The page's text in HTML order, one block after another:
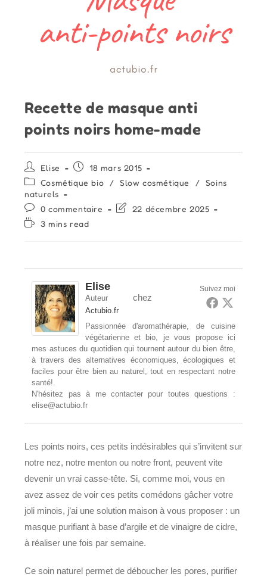
Recette de masque anti
points noirs home-made
Auteur/autrice
de
publication :
Elise
Publication
publiée :
18 mars 2015
Post
category:
Cosmétique bio / Slow cosmétique / Soins
naturels
Commentaires
de
la
0 commentaire
Dernière
22 décembre 2025
Temps3 mins read
Suivez moi
Elise
Auteur chez
Actubio.fr
Passionnée d'aromathérapie, de cuisine
végétarienne et bio, je vous propose ici
mes astuces du quotidien qui tournent autour du bien être,
à travers des alternatives économiques, écologiques et
faciles pour être bien au naturel, tout en respectant notre
santé!.
N'hésitez pas à me contacter pour toutes questions :
elise@actubio.fr
Les points noirs, ces petits indésirables qui s’invitent sur
notre nez, notre menton ou notre front, peuvent vite
devenir un vrai casse-tête. Si, comme moi, vous en
avez assez de voir ces petits comédons gâcher votre
joli minois, j’ai une solution maison à vous proposer : un
masque purifiant à base d’argile et de vinaigre de cidre,
à réaliser une fois par semaine.
Ce soin naturel permet de déboucher les pores, purifier